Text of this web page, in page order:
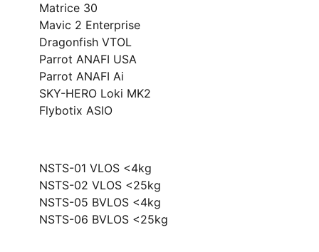
Matrice 30
Mavic 2 Enterprise
Dragonfish VTOL
Parrot ANAFI USA
Parrot ANAFI Ai
SKY-HERO Loki MK2
Flybotix ASIO
NSTS-01 VLOS <4kg
NSTS-02 VLOS <25kg
NSTS-05 BVLOS <4kg
NSTS-06 BVLOS <25kg